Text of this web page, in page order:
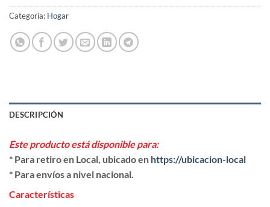
Categoría: Hogar
DESCRIPCIÓN
Este producto está disponible para:
* Para retiro en Local, ubicado en https://ubicacion-local
* Para envíos a nivel nacional.
Características